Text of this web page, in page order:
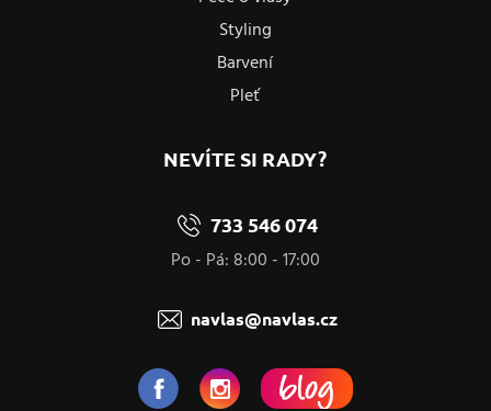
Styling
Barvení
Pleť
NEVÍTE SI RADY?
733 546 074
Po - Pá: 8:00 - 17:00
navlas@navlas.cz